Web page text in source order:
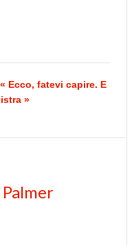
« Ecco, fatevi capire. E
»